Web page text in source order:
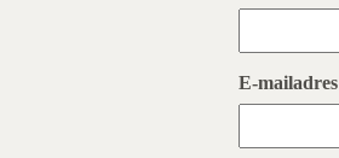
E-mailadres